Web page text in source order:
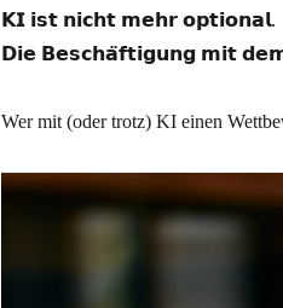
𝗞𝗜 𝗶𝘀𝘁 𝗻𝗶𝗰𝗵𝘁 𝗺𝗲𝗵𝗿 𝗼𝗽𝘁𝗶𝗼𝗻𝗮𝗹.
𝗗𝗶𝗲 𝗕𝗲𝘀𝗰𝗵𝗮̈𝗳𝘁𝗶𝗴𝘂𝗻𝗴 𝗺𝗶𝘁
Wer mit (oder trotz) KI einen